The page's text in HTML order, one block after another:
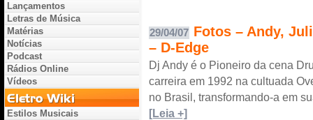
29/04/07 Fotos – Andy,
– D-Edge
Dj Andy é o Pioneiro da cena
carreira em 1992 na cultuada
no Brasil, transformando-a em
[Leia +]
Lançamentos
Letras de Música
Matérias
Notícias
Podcast
Rádios Online
Vídeos
Estilos Musicais